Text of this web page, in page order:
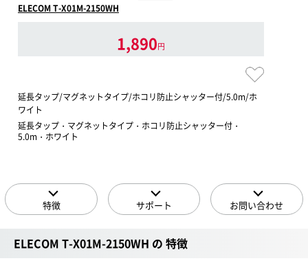
ELECOM T-X01M-2150WH
1,890円
延長タップ/マグネットタイプ/ホコリ防止シャッター付/5.0m/ホ
ワイト
延長タップ・マグネットタイプ・ホコリ防止シャッター付・
5.0m・ホワイト
特徴 サポート お問い合わせ
ELECOM T-X01M-2150WH の 特徴